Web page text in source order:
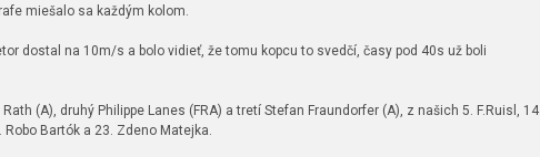
miešalo sa každým kolom.
dostal na 10m/s a bolo vidieť, že tomu kopcu to svedčí, časy pod 40s už boli
(A), druhý Philippe Lanes (FRA) a tretí Stefan Fraundorfer (A), z našich 5. F.Ruisl, 14.
Robo Bartók a 23. Zdeno Matejka.